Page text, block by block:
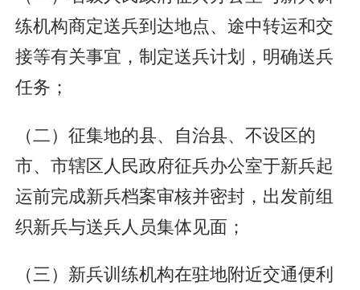
练机构商定送兵到达地点、途中转运和交
接等有关事宜，制定送兵计划，明确送兵
任务；
（二）征集地的县、自治县、不设区的
市、市辖区人民政府征兵办公室于新兵起
运前完成新兵档案审核并密封，出发前组
织新兵与送兵人员集体见面；
（三）新兵训练机构在驻地附近交通便利